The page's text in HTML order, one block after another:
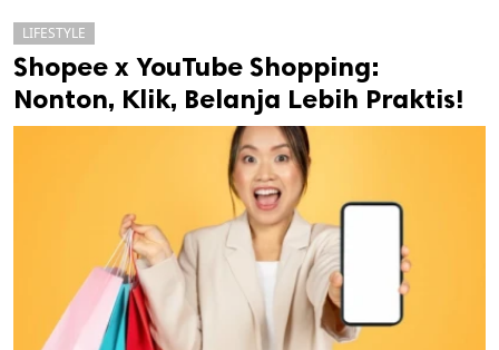
LIFESTYLE
Shopee x YouTube Shopping:
Nonton, Klik, Belanja Lebih Praktis!